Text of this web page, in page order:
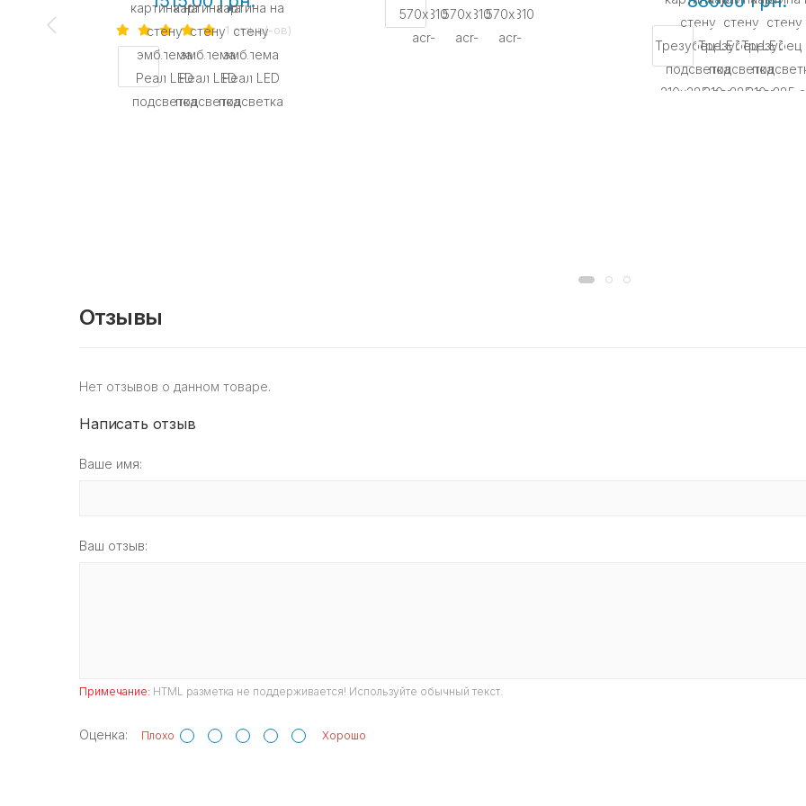
1 отзыв(-ов)
Отзывы
Нет отзывов о данном товаре.
Написать отзыв
Ваше имя:
Ваш отзыв:
Примечание: HTML разметка не поддерживается! Используйте обычный текст.
Оценка: Плохо Хорошо